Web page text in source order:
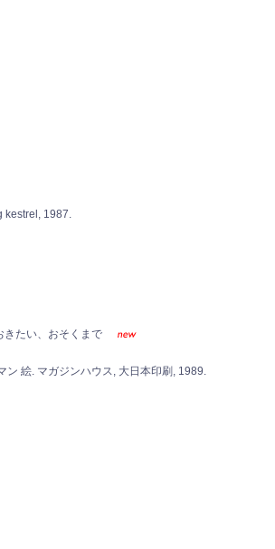
kestrel, 1987.
たい、おそくまで
ン 絵. マガジンハウス, 大日本印刷, 1989.